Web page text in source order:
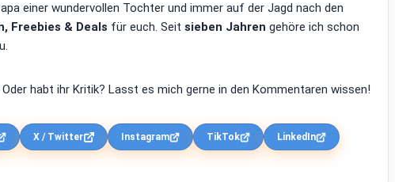
einer wundervollen Tochter und immer auf der Jagd nach den
Freebies & Deals für euch. Seit sieben Jahren gehöre ich schon
habt ihr Kritik? Lasst es mich gerne in den Kommentaren wissen!
X / Twitter Instagram TikTok LinkedIn